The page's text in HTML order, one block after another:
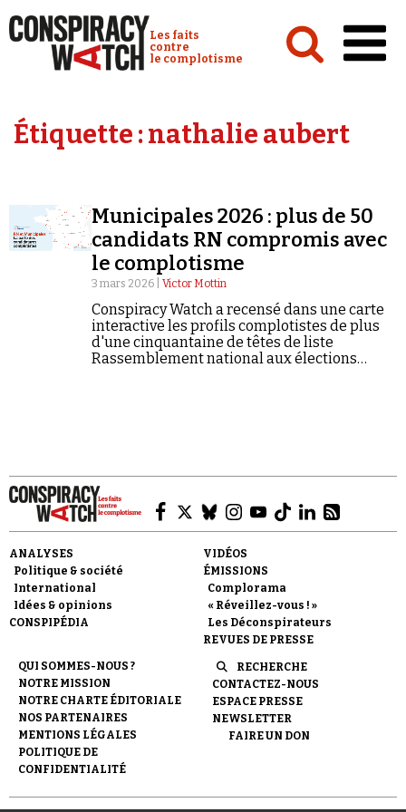
Conspiracy Watch :
Les faits
contre
le complotisme
Analyses
Vidéos
Émissions
Revues de presse
Faire un don
Demander à Vera
Étiquette :nathalie aubert
Municipales 2026 : plus de 50
candidats RN compromis avec
le complotisme
3 mars 2026 | Victor Mottin
Conspiracy Watch a recensé dans une carte
interactive les profils complotistes de plus
d'une cinquantaine de têtes de liste
Rassemblement national aux élections
ANALYSES
Politique & société
International
Idées & opinions
CONSPIPÉDIA
VIDÉOS
ÉMISSIONS
Complorama
« Réveillez-vous ! »
Les Déconspirateurs
REVUES DE PRESSE
QUI SOMMES-NOUS ?
NOTRE MISSION
NOTRE CHARTE ÉDITORIALE
NOS PARTENAIRES
MENTIONS LÉGALES
POLITIQUE DE
CONFIDENTIALITÉ
RECHERCHE
CONTACTEZ-NOUS
ESPACE PRESSE
NEWSLETTER
FAIRE UN DON